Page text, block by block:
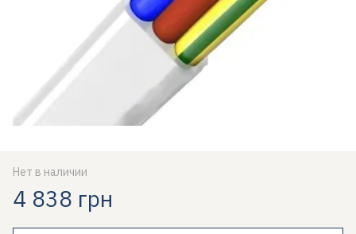
Нет в наличии
4 838 грн